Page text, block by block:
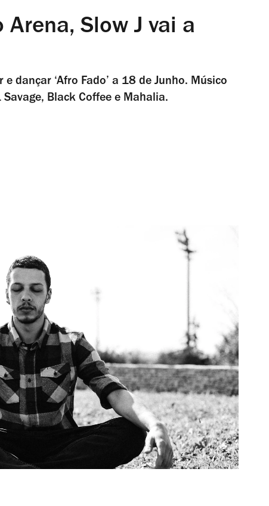
Slow J vai a
dançar ‘Afro Fado’ a 18 de Junho. Músico
Black Coffee e Mahalia.